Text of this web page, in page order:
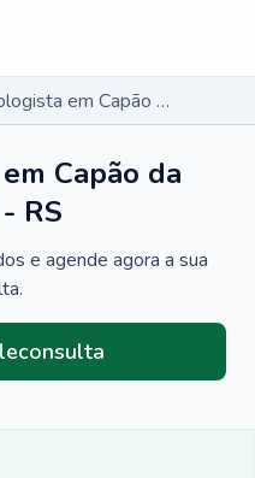
Pneumologista em Capão da Canoa - RS
Capão da
RS
e agende agora a sua